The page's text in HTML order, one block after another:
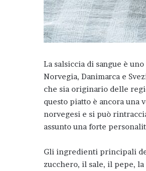
La salsiccia di sangue è
Norvegia, Danimarca e
che sia originario delle
questo piatto è ancora una
norvegesi e si può
assunto una forte
Gli ingredienti principali
zucchero, il sale, il pepe,